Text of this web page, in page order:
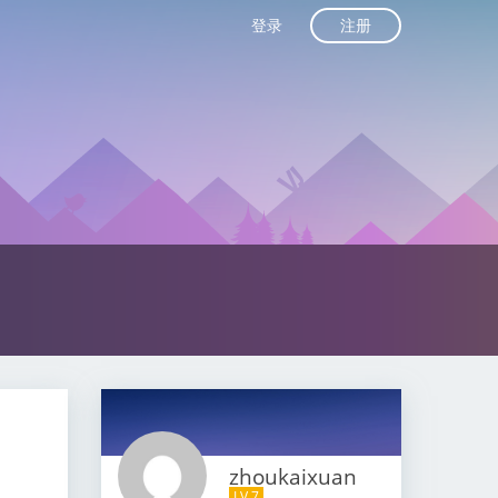
登录 注册
zhoukaixuan